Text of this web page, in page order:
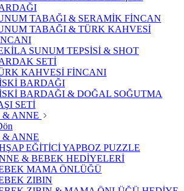
TABAĞI & SERAMİK FİNCAN
TABAĞI & TÜRK KAHVESİ
SUNUM TEPSİSİ & SHOT
SETİ
KAHVESİ FİNCANI
BARDAĞI
BARDAĞI & DOĞAL SOĞUTMA
SETİ
& ANNE
& ANNE
EĞİTİCİ YAPBOZ PUZZLE
& BEBEK HEDİYELERİ
MAMA ÖNLÜĞÜ
ZIBIN